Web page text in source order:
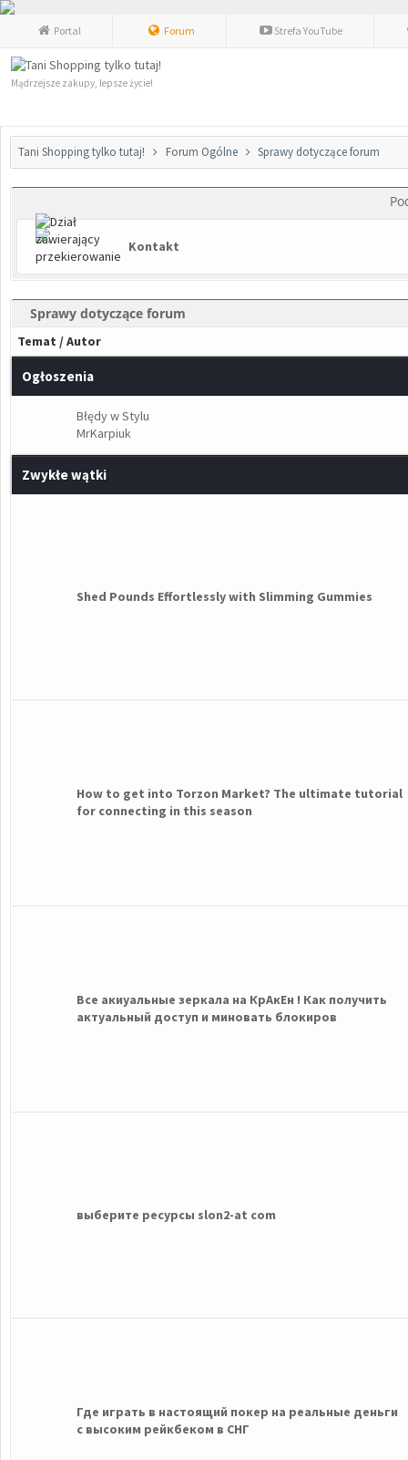
Portal Forum Strefa YouTube
Mądrzejsze zakupy, lepsze życie!
Tani Shopping tylko tutaj! Forum Ogólne Sprawy dotyczące forum
Kontakt
Sprawy dotyczące forum
Temat /Autor
Ogłoszenia
Błędy w Stylu
MrKarpiuk
Zwykłe wątki
Shed Pounds Effortlessly with Slimming Gummies
How to get into Torzon Market? The ultimate tutorial
for connecting in this season
Все акиуальные зеркала на КрАкЕн ! Как получить
актуальный доступ и миновать блокиров
выберите ресурсы slon2-at com
Где играть в настоящий покер на реальные деньги
с высоким рейкбеком в СНГ